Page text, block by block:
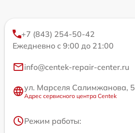
+7 (843) 254-50-42
Ежедневно с 9:00 до 21:00
info@centek-repair-center.ru
ул. Марселя Салимжанова, 5
Адрес сервисного центра Centek
Режим работы: